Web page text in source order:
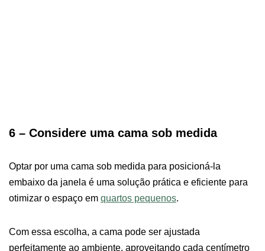
6 – Considere uma cama sob medida
Optar por uma cama sob medida para posicioná-la
embaixo da janela é uma solução prática e eficiente para
otimizar o espaço em quartos pequenos.
Com essa escolha, a cama pode ser ajustada
perfeitamente ao ambiente, aproveitando cada centímetro